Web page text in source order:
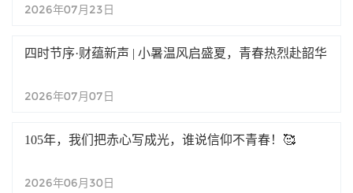
2026年07月23日
四时节序·财蕴新声 | 小暑温风启盛夏，青春热烈赴韶华
2026年07月07日
105年，我们把赤心写成光，谁说信仰不青春！🥰
2026年06月30日